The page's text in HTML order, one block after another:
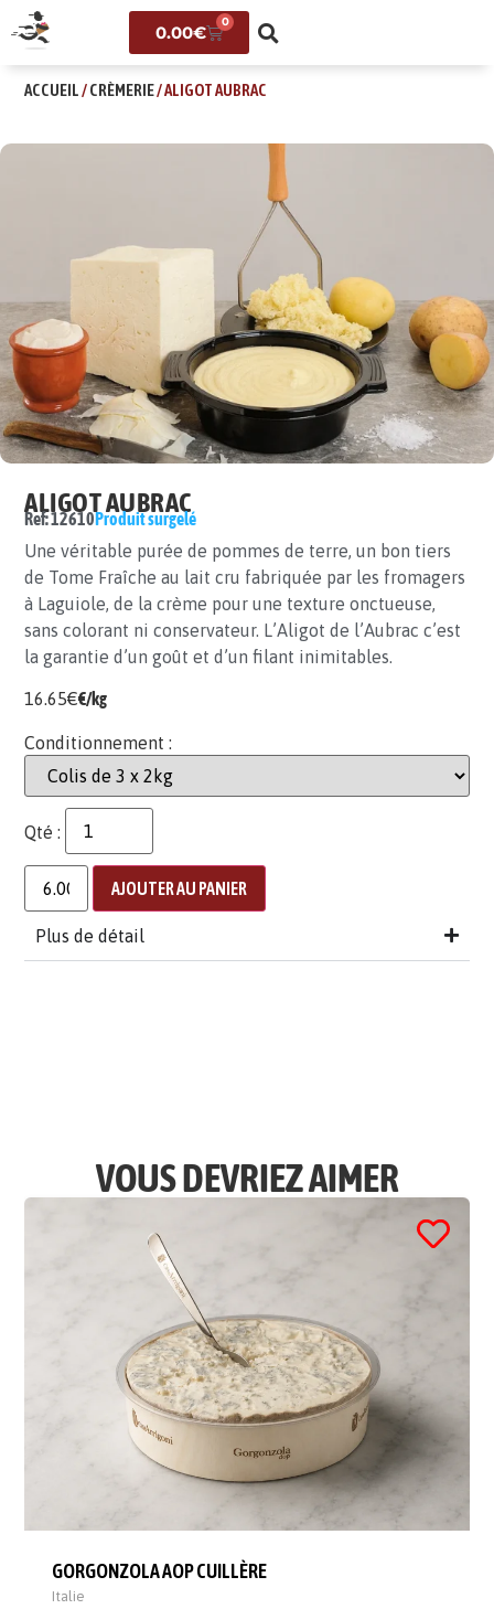
0.00€
0
ACCUEIL/CRÈMERIE/ ALIGOT AUBRAC
ALIGOT AUBRAC
Ref: 12610Produit surgelé
Une véritable purée de pommes de terre, un bon tiers
de Tome Fraîche au lait cru fabriquée par les fromagers
à Laguiole, de la crème pour une texture onctueuse,
sans colorant ni conservateur. L’Aligot de l’Aubrac c’est
la garantie d’un goût et d’un filant inimitables.
16.65€€/kg
Conditionnement :
Qté :
AJOUTER AU PANIER
Plus de détail
VOUS DEVRIEZ AIMER
GORGONZOLA AOP CUILLÈRE
Italie